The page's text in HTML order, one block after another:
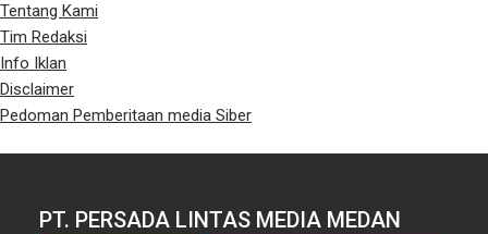
Tentang Kami
Tim Redaksi
Info Iklan
Disclaimer
Pedoman Pemberitaan media Siber
PT. PERSADA LINTAS MEDIA MEDAN